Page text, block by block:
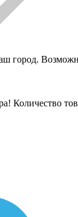
город.
Количество